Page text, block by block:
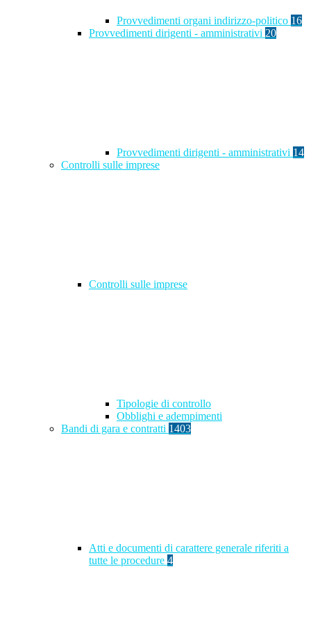
Provvedimenti organi indirizzo-politico 16
Provvedimenti dirigenti - amministrativi 20
Provvedimenti dirigenti - amministrativi 14
Controlli sulle imprese
Controlli sulle imprese
Tipologie di controllo
Obblighi e adempimenti
Bandi di gara e contratti 1403
Atti e documenti di carattere generale riferiti a
tutte le procedure 4